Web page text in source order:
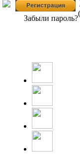
Забыли пароль?